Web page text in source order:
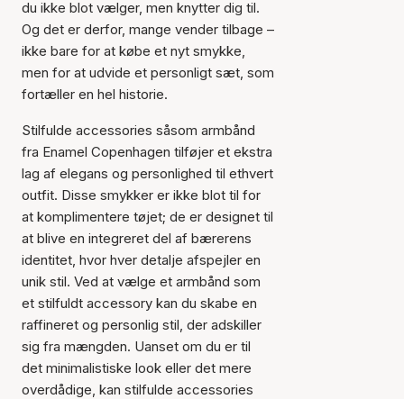
du ikke blot vælger, men knytter dig til.
Og det er derfor, mange vender tilbage –
ikke bare for at købe et nyt smykke,
men for at udvide et personligt sæt, som
fortæller en hel historie.
Stilfulde accessories såsom armbånd
fra Enamel Copenhagen tilføjer et ekstra
lag af elegans og personlighed til ethvert
outfit. Disse smykker er ikke blot til for
at komplimentere tøjet; de er designet til
at blive en integreret del af bærerens
identitet, hvor hver detalje afspejler en
unik stil. Ved at vælge et armbånd som
et stilfuldt accessory kan du skabe en
raffineret og personlig stil, der adskiller
sig fra mængden. Uanset om du er til
det minimalistiske look eller det mere
overdådige, kan stilfulde accessories